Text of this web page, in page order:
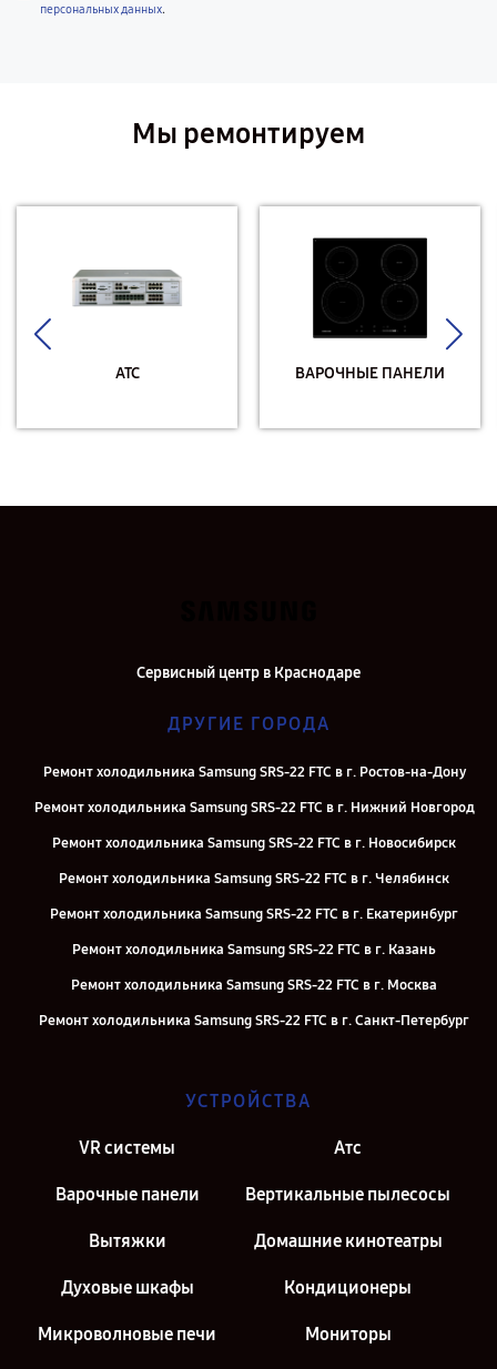
персональных данных.
Мы ремонтируем
АТС ВАРОЧНЫЕ ПАНЕЛИ
Сервисный центр в Краснодаре
ДРУГИЕ ГОРОДА
Ремонт холодильника Samsung SRS-22 FTC в г. Ростов-на-Дону
Ремонт холодильника Samsung SRS-22 FTC в г. Нижний Новгород
Ремонт холодильника Samsung SRS-22 FTC в г. Новосибирск
Ремонт холодильника Samsung SRS-22 FTC в г. Челябинск
Ремонт холодильника Samsung SRS-22 FTC в г. Екатеринбург
Ремонт холодильника Samsung SRS-22 FTC в г. Казань
Ремонт холодильника Samsung SRS-22 FTC в г. Москва
Ремонт холодильника Samsung SRS-22 FTC в г. Санкт-Петербург
УСТРОЙСТВА
VR системы Атс
Варочные панели Вертикальные пылесосы
Вытяжки Домашние кинотеатры
Духовые шкафы Кондиционеры
Микроволновые печи Мониторы